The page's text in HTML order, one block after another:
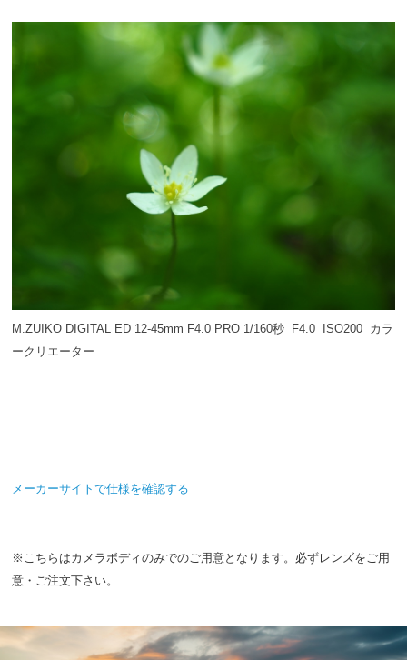
M.ZUIKO DIGITAL ED 12-45mm F4.0 PRO 1/160秒 F4.0 ISO200 カラ
ークリエーター
メーカーサイトで仕様を確認する
※こちらはカメラボディのみでのご用意となります。必ずレンズをご用
意・ご注文下さい。